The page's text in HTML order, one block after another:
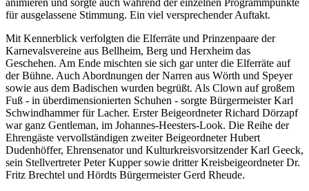
für ausgelassene Stimmung. Ein viel versprechender Auftakt.
Mit Kennerblick verfolgten die Elferräte und Prinzenpaare der
Karnevalsvereine aus Bellheim, Berg und Herxheim das
Geschehen. Am Ende mischten sie sich gar unter die Elferräte auf
der Bühne. Auch Abordnungen der Narren aus Wörth und Speyer
sowie aus dem Badischen wurden begrüßt. Als Clown auf großem
Fuß - in überdimensionierten Schuhen - sorgte Bürgermeister Karl
Schwindhammer für Lacher. Erster Beigeordneter Richard Dörzapf
war ganz Gentleman, im Johannes-Heesters-Look. Die Reihe der
Ehrengäste vervollständigen zweiter Beigeordneter Hubert
Dudenhöffer, Ehrensenator und Kulturkreisvorsitzender Karl Geeck,
sein Stellvertreter Peter Kupper sowie dritter Kreisbeigeordneter Dr.
Fritz Brechtel und Hördts Bürgermeister Gerd Rheude.